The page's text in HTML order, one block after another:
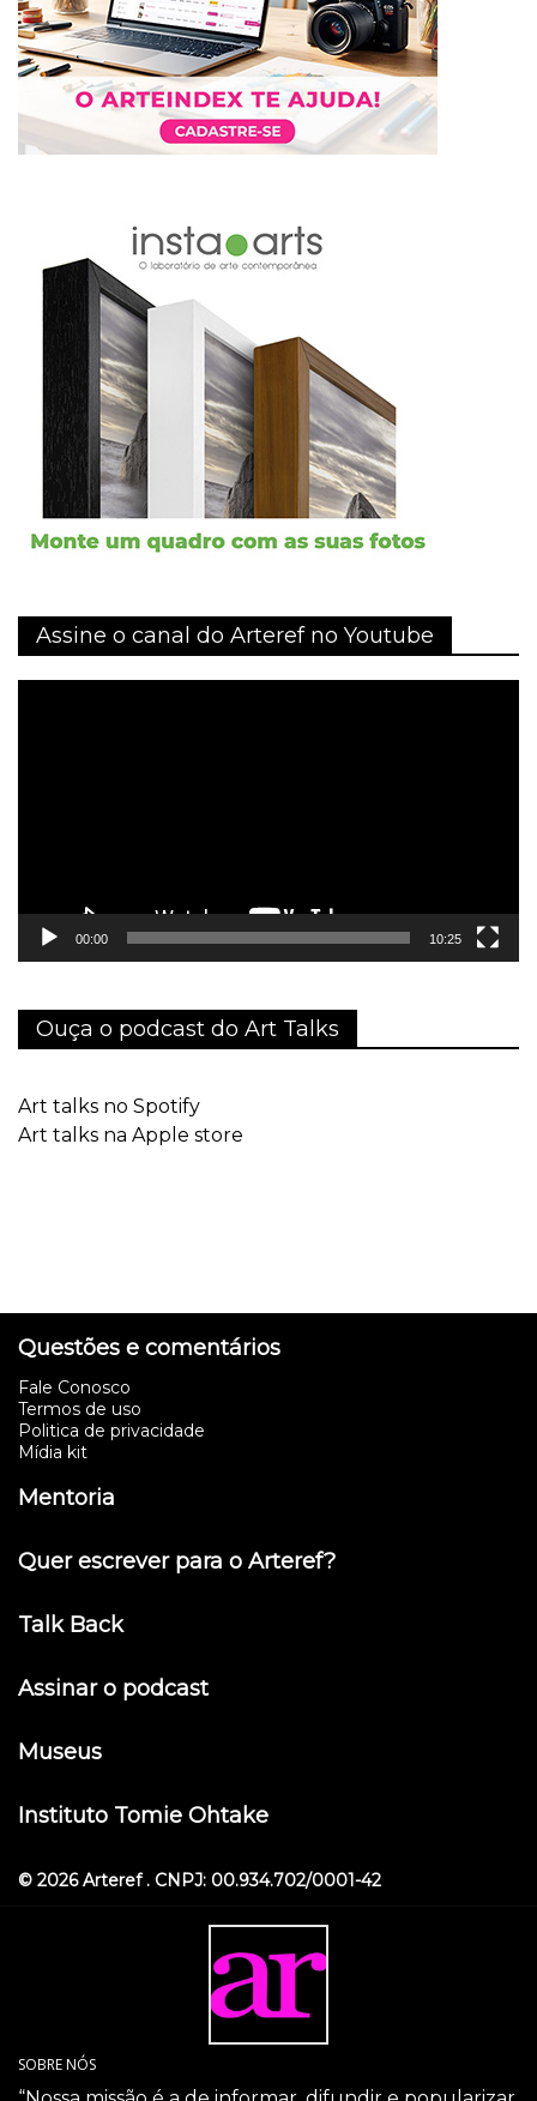
Assine o canal do Arteref no Youtube
00:00 10:25
Ouça o podcast do Art Talks
Art talks no Spotify
Art talks na Apple store
Questões e comentários
Fale Conosco
Termos de uso
Politica de privacidade
Mídia kit
Mentoria
Quer escrever para o Arteref?
Talk Back
Assinar o podcast
Museus
Instituto Tomie Ohtake
© 2026 Arteref . CNPJ: 00.934.702/0001-42
SOBRE NÓS